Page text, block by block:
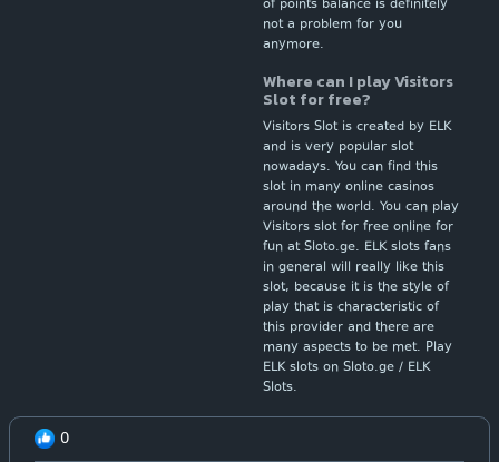
of points balance is definitely
not a problem for you
anymore.
Where can I play Visitors
Slot for free?
Visitors Slot is created by ELK
and is very popular slot
nowadays. You can find this
slot in many online casinos
around the world. You can play
Visitors slot for free online for
fun at Sloto.ge. ELK slots fans
in general will really like this
slot, because it is the style of
play that is characteristic of
this provider and there are
many aspects to be met. Play
ELK slots on Sloto.ge / ELK
Slots.
0